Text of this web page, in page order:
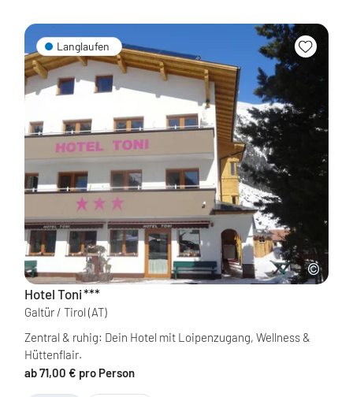
Langlaufen
Hotel Toni***
Galtür / Tirol (AT)
Zentral & ruhig: Dein Hotel mit Loipenzugang, Wellness &
Hüttenflair.
ab 71,00 € pro Person